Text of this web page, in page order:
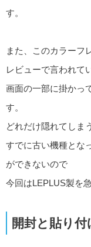
す。
また、このカラーフ
レビューで言われて
画面の一部に掛かっ
す。
どれだけ隠れてしま
すでに古い機種とな
ができないので
今回はLEPLUS製を
開封と貼り付